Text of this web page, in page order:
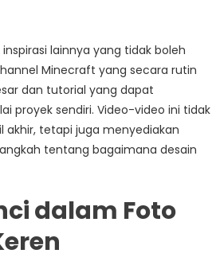
lainnya yang tidak boleh
Minecraft yang secara rutin
dan tutorial yang dapat
proyek sendiri. Video-video ini tidak
akhir, tetapi juga menyediakan
tentang bagaimana desain
dalam Foto